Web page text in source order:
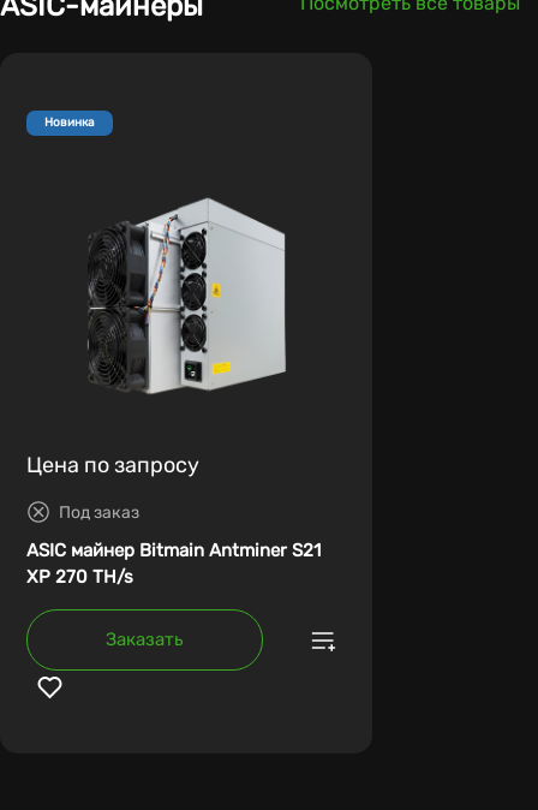
Новинка
Цена по запросу
Под заказ
ASIC майнер Bitmain Antminer S21
XP 270 TH/s
Заказать